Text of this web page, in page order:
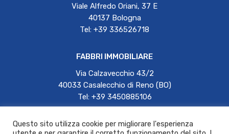
Viale Alfredo Oriani, 37 E
40137 Bologna
Tel: +39 336526718
FABBRI IMMOBILIARE
Via Calzavecchio 43/2
40033 Casalecchio di Reno (BO)
Tel: +39 3450885106
Laurenti Immobiliare | P.IVA 01987071204 |
Questo sito utilizza cookie per migliorare l'esperienza